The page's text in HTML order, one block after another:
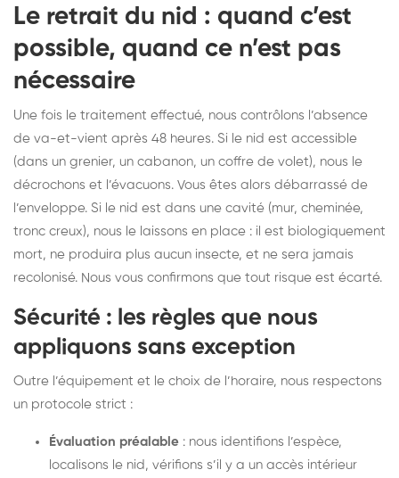
Le retrait du nid : quand c’est
possible, quand ce n’est pas
nécessaire
Une fois le traitement effectué, nous contrôlons l’absence
de va-et-vient après 48 heures. Si le nid est accessible
(dans un grenier, un cabanon, un coffre de volet), nous le
décrochons et l’évacuons. Vous êtes alors débarrassé de
l’enveloppe. Si le nid est dans une cavité (mur, cheminée,
tronc creux), nous le laissons en place : il est biologiquement
mort, ne produira plus aucun insecte, et ne sera jamais
recolonisé. Nous vous confirmons que tout risque est écarté.
Sécurité : les règles que nous
appliquons sans exception
Outre l’équipement et le choix de l’horaire, nous respectons
un protocole strict :
Évaluation préalable : nous identifions l’espèce,
localisons le nid, vérifions s’il y a un accès intérieur